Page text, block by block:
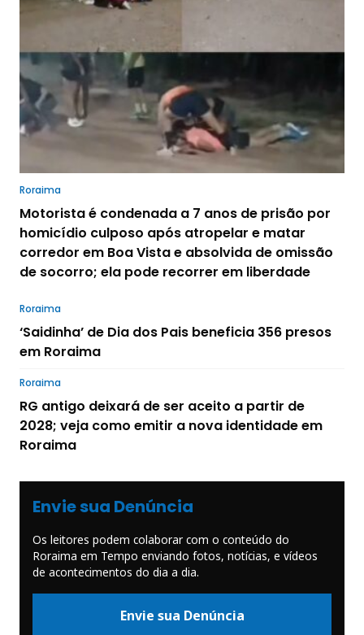
Roraima
Motorista é condenada a 7 anos de prisão por
homicídio culposo após atropelar e matar
corredor em Boa Vista e absolvida de omissão
de socorro; ela pode recorrer em liberdade
Roraima
‘Saidinha’ de Dia dos Pais beneficia 356 presos
em Roraima
Roraima
RG antigo deixará de ser aceito a partir de
2028; veja como emitir a nova identidade em
Roraima
Envie sua Denúncia
Os leitores podem colaborar com o conteúdo do
Roraima em Tempo enviando fotos, notícias, e vídeos
de acontecimentos do dia a dia.
Envie sua Denúncia